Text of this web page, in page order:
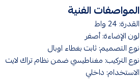
المواصفات الفنية
القدرة: 24 واط
لون الإضاءة: أصفر
نوع التصميم: ثابت بغطاء اوبال
نوع التركيب: مغناطيسي ضمن نظام تراك لايت
الاستخدام: داخلي